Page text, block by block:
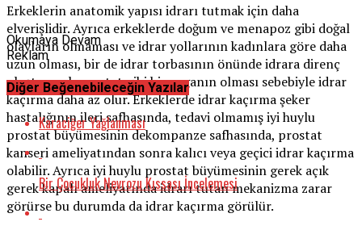
Erkeklerin anatomik yapısı idrarı tutmak için daha
elverişlidir. Ayrıca erkeklerde doğum ve menapoz gibi doğal
olayların olmaması ve idrar yollarının kadınlara göre daha
uzun olması, bir de idrar torbasının önünde idrara direnç
oluşturacak prostat gibi bir organın olması sebebiyle idrar
kaçırma daha az olur. Erkeklerde idrar kaçırma şeker
hastalığının ileri safhasında, tedavi olmamış iyi huylu
prostat büyümesinin dekompanze safhasında, prostat
kanseri ameliyatından sonra kalıcı veya geçici idrar kaçırma
olabilir. Ayrıca iyi huylu prostat büyümesinin gerek açık
gerek kapalı ameliyatında idrarı tutan mekanizma zarar
görürse bu durumda da idrar kaçırma görülür.
Okumaya Devam
Reklam
Diğer Beğenebileceğin Yazılar
Karaciğer Yağlanması
Bir Çocukluk Nevrozu Kıssası İncelemesi